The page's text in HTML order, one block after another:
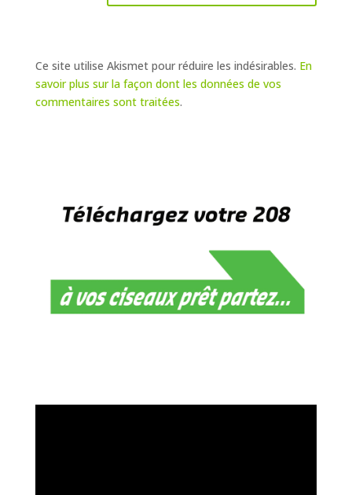
Ce site utilise Akismet pour réduire les indésirables. En
savoir plus sur la façon dont les données de vos
commentaires sont traitées.